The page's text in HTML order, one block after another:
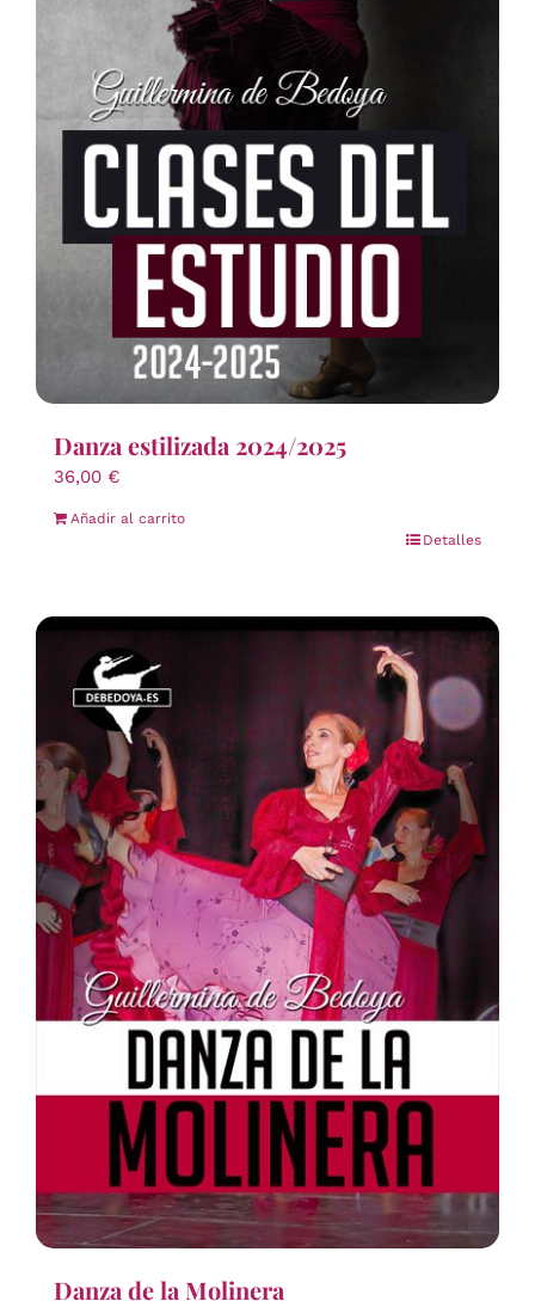
Danza estilizada 2024/2025
36,00 €
Añadir al carrito
Detalles
Danza de la Molinera